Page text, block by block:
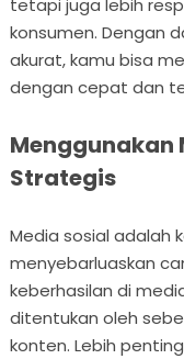
tetapi juga lebih
konsumen. Dengan
akurat, kamu bisa
dengan cepat dan
Menggunakan
Strategis
Media sosial adalah
menyebarluaskan
keberhasilan di
ditentukan oleh
konten. Lebih